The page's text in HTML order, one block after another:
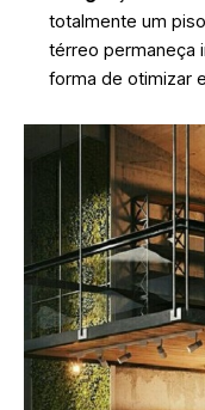
totalmente um
térreo permaneça
forma de otimizar